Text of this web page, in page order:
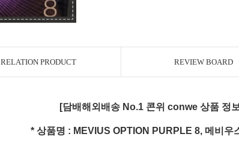
RELATION PRODUCT REVIEW BOARD
[담배해외배송 No.1 콘위 conwe 상품 정
* 상품명 : MEVIUS OPTION PURPLE 8, 메비우